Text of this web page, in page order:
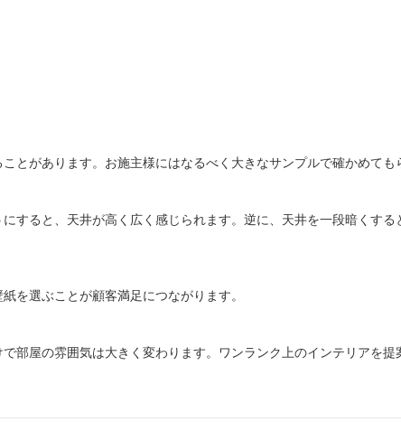
とがあります。お施主様にはなるべく大きなサンプルで確かめても
ると、天井が高く広く感じられます。逆に、天井を一段暗くする
を選ぶことが顧客満足につながります。
部屋の雰囲気は大きく変わります。ワンランク上のインテリアを提